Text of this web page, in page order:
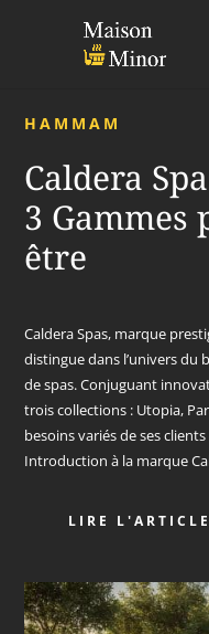
HAMMAM
Caldera
3 Gammes
être
Caldera Spas, marque
distingue dans l’univers du
de spas. Conjuguant
trois collections : Utopia,
besoins variés de ses
Introduction à la marque
LIRE L'ARTICLE